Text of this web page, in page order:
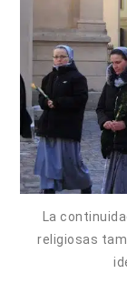
La
religiosas